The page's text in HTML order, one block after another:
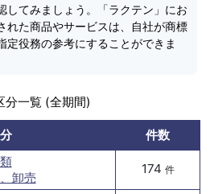
してみましょう。「ラクテン」にお
れた商品やサービスは、自社が商標
定役務の参考にすることができま
分一覧 (全期間)
件数
卸売
174 件